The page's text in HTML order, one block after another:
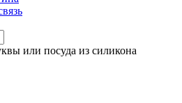
или посуда из силикона